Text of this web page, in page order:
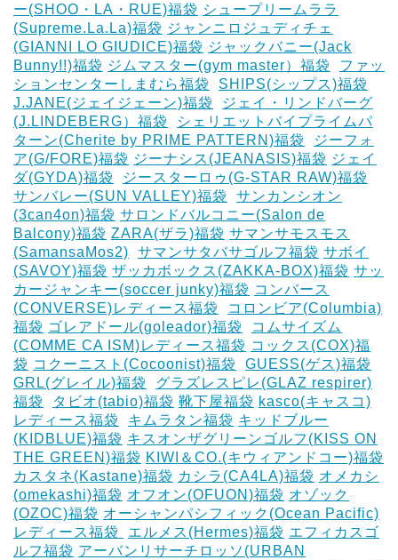
ー(SHOO・LA・RUE)福袋 シュープリームララ
(Supreme.La.La)福袋 ジャンニロジュディチェ
(GIANNI LO GIUDICE)福袋 ジャックバニー(Jack
Bunny!!)福袋 ジムマスター(gym master）福袋
ファッ
ションセンターしまむら福袋
SHIPS(シップス)福袋
J.JANE(ジェイジェーン)福袋
ジェイ・リンドバーグ
(J.LINDEBERG）福袋
シェリエットバイプライムパ
ターン(Cherite by PRIME PATTERN)福袋
ジーフォ
ア(G/FORE)福袋 ジーナシス(JEANASIS)福袋 ジェイ
ダ(GYDA)福袋
ジースターロゥ(G-STAR RAW)福袋
サンバレー(SUN VALLEY)福袋
サンカンシオン
(3can4on)福袋 サロンドバルコニー(Salon de
Balcony)福袋 ZARA(ザラ)福袋 サマンサモスモス
(SamansaMos2)
サマンサタバサゴルフ福袋 サボイ
(SAVOY)福袋 ザッカボックス(ZAKKA-BOX)福袋 サッ
カージャンキー(soccer junky)福袋 コンバース
(CONVERSE)レディース福袋
コロンビア(Columbia)
福袋 ゴレアドール(goleador)福袋
コムサイズム
(COMME CA ISM)レディース福袋 コックス(COX)福
袋 コクーニスト(Cocoonist)福袋
GUESS(ゲス)福袋
GRL(グレイル)福袋
グラズレスピレ(GLAZ respirer)
福袋
タビオ(tabio)福袋 靴下屋福袋 kasco(キャスコ)
レディース福袋
キムラタン福袋 キッドブルー
(KIDBLUE)福袋 キスオンザグリーンゴルフ(KISS ON
THE GREEN)福袋 KIWI＆CO.(キウィアンドコー)福袋
カスタネ(Kastane)福袋 カシラ(CA4LA)福袋 ‎オメカシ
(omekashi)福袋 オフオン(OFUON)福袋 オゾック
(OZOC)福袋 オーシャンパシフィック(Ocean Pacific)
レディース福袋 ‎
エルメス(Hermes)福袋 エフィカスゴ
ルフ福袋 アーバンリサーチロッソ(URBAN